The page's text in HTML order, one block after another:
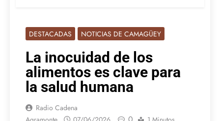
DESTACADAS NOTICIAS DE CAMAGÜEY
La inocuidad de los
alimentos es clave para
la salud humana
Radio Cadena